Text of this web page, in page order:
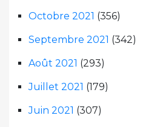
Octobre 2021 (356)
Septembre 2021 (342)
Août 2021 (293)
Juillet 2021 (179)
Juin 2021 (307)